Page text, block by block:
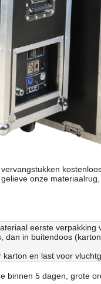
onze
eerste verpakking
dan in buitendoos
karton en last voor
binnen 5 dagen, grote